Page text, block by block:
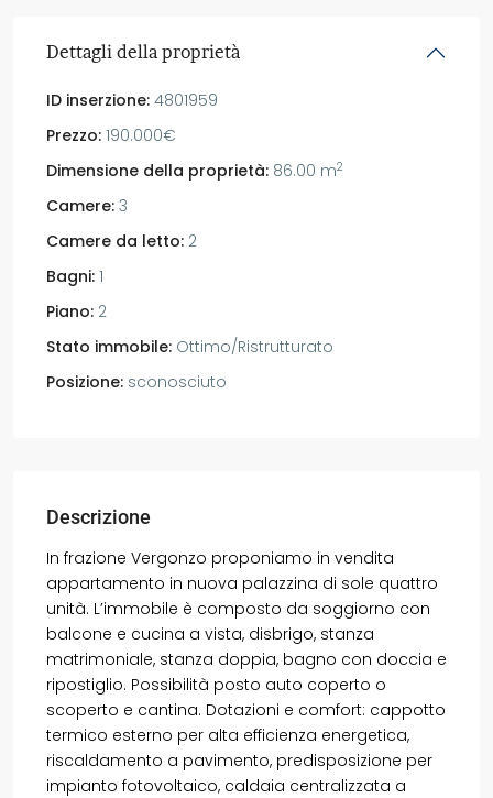
Dettagli della proprietà
ID inserzione: 4801959
Prezzo: 190.000€
Dimensione della proprietà: 86.00 m2
Camere: 3
Camere da letto: 2
Bagni: 1
Piano: 2
Stato immobile: Ottimo/Ristrutturato
Posizione: sconosciuto
Descrizione
In frazione Vergonzo proponiamo in vendita
appartamento in nuova palazzina di sole quattro
unità. L’immobile è composto da soggiorno con
balcone e cucina a vista, disbrigo, stanza
matrimoniale, stanza doppia, bagno con doccia e
ripostiglio. Possibilità posto auto coperto o
scoperto e cantina. Dotazioni e comfort: cappotto
termico esterno per alta efficienza energetica,
riscaldamento a pavimento, predisposizione per
impianto fotovoltaico, caldaia centralizzata a